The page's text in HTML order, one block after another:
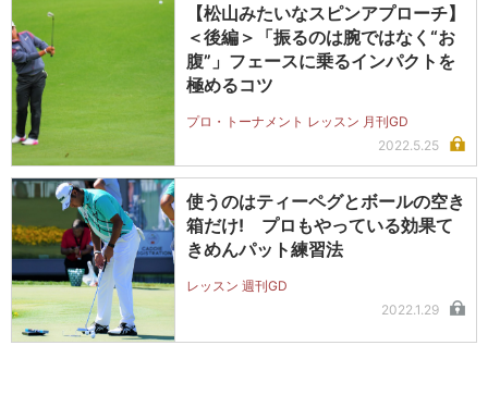
【松山みたいなスピンアプローチ】
＜後編＞「振るのは腕ではなく“お
腹”」フェースに乗るインパクトを
極めるコツ
プロ・トーナメント レッスン 月刊GD
2022.5.25
使うのはティーペグとボールの空き
箱だけ! プロもやっている効果て
きめんパット練習法
レッスン 週刊GD
2022.1.29